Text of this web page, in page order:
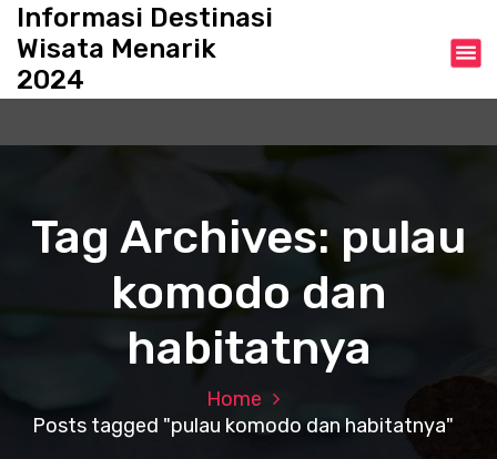
Informasi Destinasi
Wisata Menarik
2024
Tag Archives: pulau
komodo dan
habitatnya
Home
Posts tagged "pulau komodo dan habitatnya"